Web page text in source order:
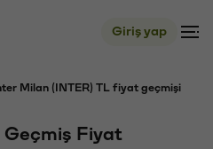
Giriş yap
Milan (INTER) TL fiyat geçmişi
Geçmiş Fiyat